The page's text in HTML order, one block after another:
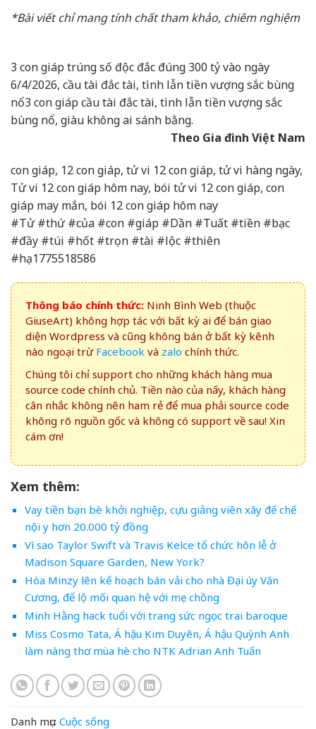
*Bài viết chỉ mang tính chất tham khảo, chiêm nghiệm
3 con giáp trúng số độc đắc đúng 300 tỷ vào ngày
6/4/2026, cầu tài đắc tài, tình lẫn tiền vượng sắc bùng
nổ3 con giáp cầu tài đắc tài, tình lẫn tiền vượng sắc
bùng nổ, giàu không ai sánh bằng.
Theo Gia đình Việt Nam
con giáp, 12 con giáp, tử vi 12 con giáp, tử vi hàng ngày,
Tử vi 12 con giáp hôm nay, bói tử vi 12 con giáp, con
giáp may mắn, bói 12 con giáp hôm nay
#Tử #thứ #của #con #giáp #Dần #Tuất #tiền #bạc
#đầy #túi #hốt #trọn #tài #lộc #thiên
#hạ1775518586
Thông báo chính thức: Ninh Bình Web (thuộc
GiuseArt) không hợp tác với bất kỳ ai để bán giao
diện Wordpress và cũng không bán ở bất kỳ kênh
nào ngoại trừ Facebook và zalo chính thức.
Chúng tôi chỉ support cho những khách hàng mua
source code chính chủ. Tiền nào của nấy, khách hàng
cân nhắc không nên ham rẻ để mua phải source code
không rõ nguồn gốc và không có support về sau! Xin
cám ơn!
Xem thêm:
Vay tiền bạn bè khởi nghiệp, cựu giảng viên xây đế chế
nội y hơn 20.000 tỷ đồng
Vì sao Taylor Swift và Travis Kelce tổ chức hôn lễ ở
Madison Square Garden, New York?
Hòa Minzy lên kế hoạch bán vải cho nhà Đại úy Văn
Cương, để lộ mối quan hệ với mẹ chồng
Minh Hằng hack tuổi với trang sức ngọc trai baroque
Miss Cosmo Tata, Á hậu Kim Duyên, Á hậu Quỳnh Anh
làm nàng thơ mùa hè cho NTK Adrian Anh Tuấn
Danh mục: Cuộc sống